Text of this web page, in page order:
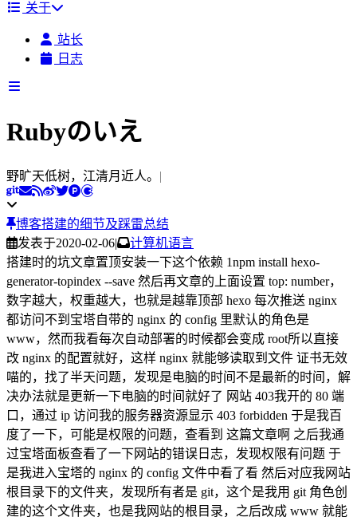
关于
站长
日志
Rubyのいえ
|
博客搭建的细节及踩雷总结
发表于2020-02-06|
计算机语言
搭建时的坑文章置顶安装一下这个依赖 1npm install hexo-
generator-topindex --save 然后再文章的上面设置 top: number，
数字越大，权重越大，也就是越靠顶部 hexo 每次推送 nginx
都访问不到宝塔自带的 nginx 的 config 里默认的角色是
www，然而我看每次自动部署的时候都会变成 root所以直接
改 nginx 的配置就好，这样 nginx 就能够读取到文件 证书无效
喵的，找了半天问题，发现是电脑的时间不是最新的时间，解
决办法就是更新一下电脑的时间就好了 网站 403我开的 80 端
口，通过 ip 访问我的服务器资源显示 403 forbidden 于是我百
度了一下，可能是权限的问题，查看到 这篇文章啊 之后我通
过宝塔面板查看了一下网站的错误日志，发现权限有问题 于
是我进入宝塔的 nginx 的 config 文件中看了看 然后对应我网站
根目录下的文件夹，发现所有者是 git，这个是我用 git 角色创
建的这个文件夹，也是我网站的根目录，之后改成 www 就能